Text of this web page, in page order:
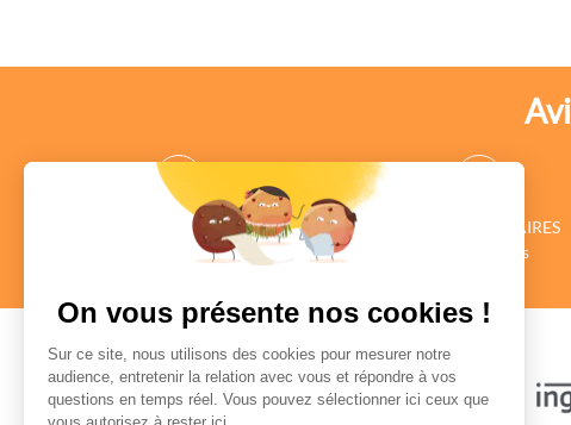
des CONSEILLERS
au profil vérifié
des COMMENTAIRES
Authentiques
Paiement sécurisé
On vous présente nos cookies !
Sur ce site, nous utilisons des cookies pour mesurer notre
audience, entretenir la relation avec vous et répondre à vos
questions en temps réel. Vous pouvez sélectionner ici ceux que
vous autorisez à rester ici.